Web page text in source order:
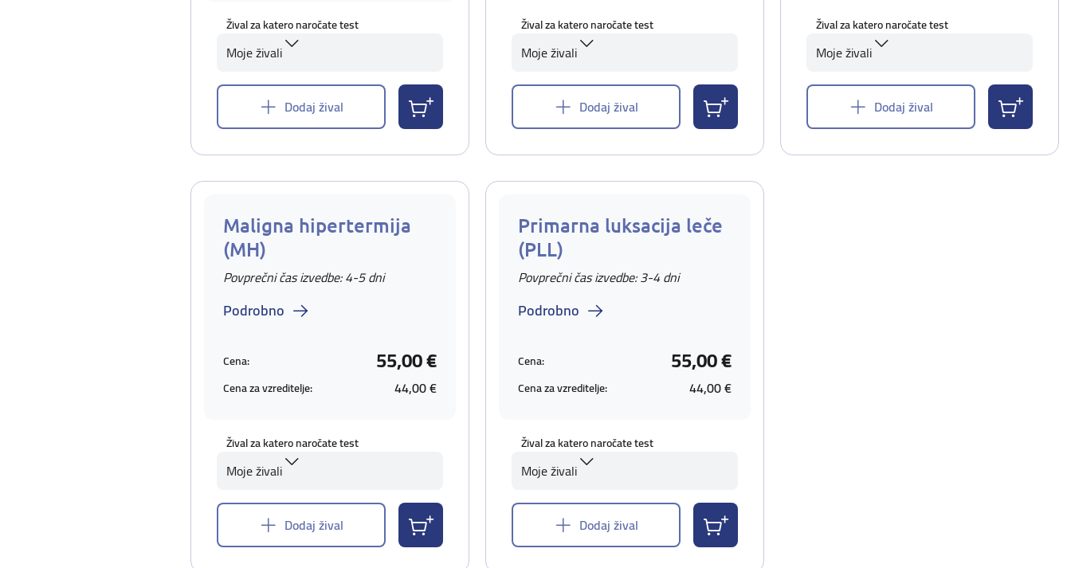
Žival za katero naročate test
Moje živali
Dodaj žival
Žival za katero naročate test
Moje živali
Dodaj žival
Žival za katero naročate test
Moje živali
Dodaj žival
Maligna hipertermija
(MH)
Povprečni čas izvedbe: 4-5 dni
Podrobno
Cena: 55,00 €
Cena za vzreditelje: 44,00 €
Žival za katero naročate test
Moje živali
Dodaj žival
Primarna luksacija leče
(PLL)
Povprečni čas izvedbe: 3-4 dni
Podrobno
Cena: 55,00 €
Cena za vzreditelje: 44,00 €
Žival za katero naročate test
Moje živali
Dodaj žival